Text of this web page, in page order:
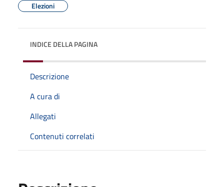
Elezioni
INDICE DELLA PAGINA
Descrizione
A cura di
Allegati
Contenuti correlati